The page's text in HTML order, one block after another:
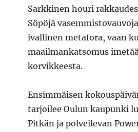
Sarkkinen houri
Söpöjä
ivallinen metafora, vaan
maailmankatsomus
korvikkeesta.
Ensimmäisen
tarjoilee Oulun kaupunki
Pitkän ja polveilevan